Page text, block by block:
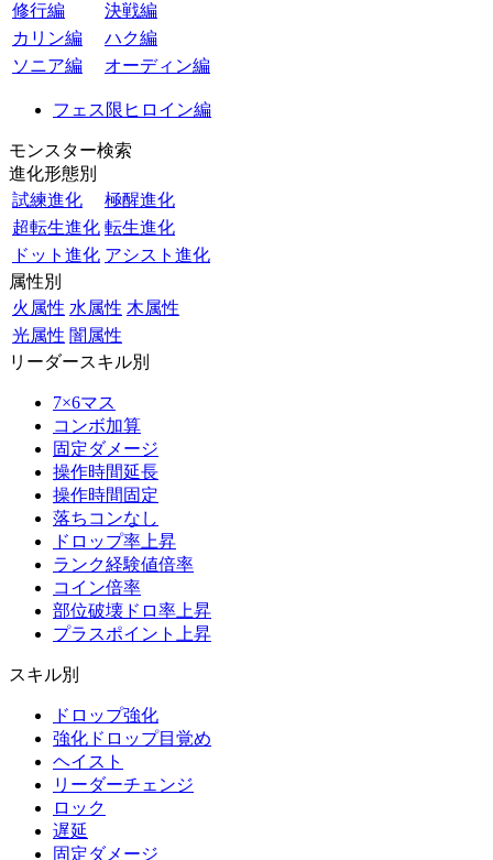
修行編
決戦編
カリン編
ハク編
ソニア編
オーディン編
フェス限ヒロイン編
モンスター検索
進化形態別
試練進化
極醒進化
超転生進化 転生進化
ドット進化 アシスト進化
属性別
火属性 水属性 木属性
光属性 闇属性
リーダースキル別
7×6マス
コンボ加算
固定ダメージ
操作時間延長
操作時間固定
落ちコンなし
ドロップ率上昇
ランク経験値倍率
コイン倍率
部位破壊ドロ率上昇
プラスポイント上昇
スキル別
ドロップ強化
強化ドロップ目覚め
ヘイスト
リーダーチェンジ
ロック
遅延
固定ダメージ